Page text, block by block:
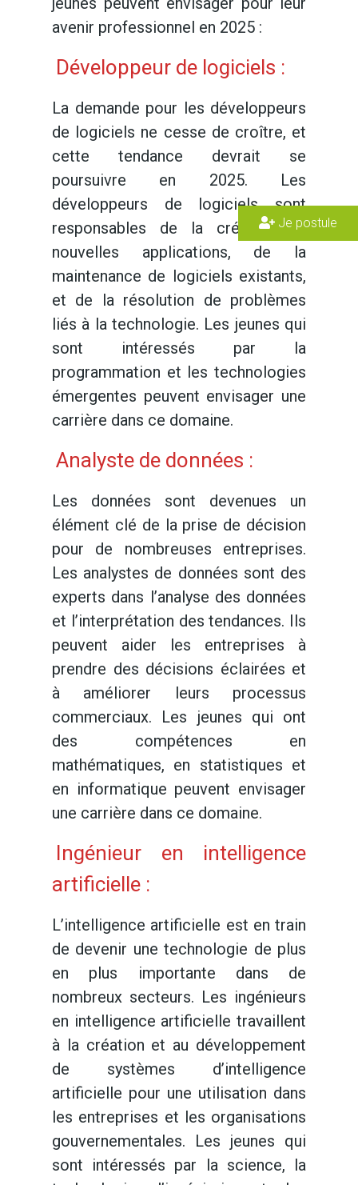
avenir professionnel en 2025 :
Développeur de logiciels :
La demande pour les développeurs
de logiciels ne cesse de croître, et
cette tendance devrait se
poursuivre en 2025. Les
développeurs de logiciels sont
responsables de la création de
nouvelles applications, de la
maintenance de logiciels existants,
et de la résolution de problèmes
liés à la technologie. Les jeunes qui
sont intéressés par la
programmation et les technologies
émergentes peuvent envisager une
carrière dans ce domaine.
Analyste de données :
Les données sont devenues un
élément clé de la prise de décision
pour de nombreuses entreprises.
Les analystes de données sont des
experts dans l’analyse des données
et l’interprétation des tendances. Ils
peuvent aider les entreprises à
prendre des décisions éclairées et
à améliorer leurs processus
commerciaux. Les jeunes qui ont
des compétences en
mathématiques, en statistiques et
en informatique peuvent envisager
une carrière dans ce domaine.
Ingénieur en intelligence
artificielle :
L’intelligence artificielle est en train
de devenir une technologie de plus
en plus importante dans de
nombreux secteurs. Les ingénieurs
en intelligence artificielle travaillent
à la création et au développement
de systèmes d’intelligence
artificielle pour une utilisation dans
les entreprises et les organisations
gouvernementales. Les jeunes qui
sont intéressés par la science, la
Je postule